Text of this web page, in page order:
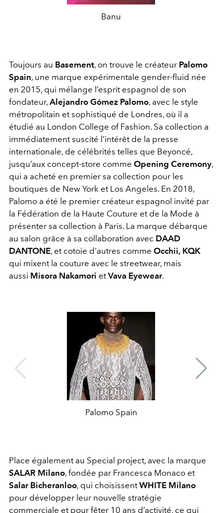
Banu
Toujours au Basement, on trouve le créateur Palomo
Spain, une marque expérimentale gender-fluid née
en 2015, qui mélange l’esprit espagnol de son
fondateur, Alejandro Gómez Palomo, avec le style
métropolitain et sophistiqué de Londres, où il a
étudié au London College of Fashion. Sa collection a
immédiatement suscité l’intérêt de la presse
internationale, de célébrités telles que Beyoncé,
jusqu’aux concept-store comme Opening Ceremony,
qui a acheté en premier sa collection pour les
boutiques de New York et Los Angeles. En 2018,
Palomo a été le premier créateur espagnol invité par
la Fédération de la Haute Couture et de la Mode à
présenter sa collection à Paris. La marque débarque
au salon grâce à sa collaboration avec DAAD
DANTONE, et cotoie d'autres comme Occhii, KQK
qui mixent la couture avec le streetwear, mais
aussi Misora Nakamori etVava Eyewear.
Palomo Spain
Place également au Special project, avec la marque
SALAR Milano, fondée par Francesca Monaco et
Salar Bicheranloo, qui choisissentWHITE Milano
pour développer leur nouvelle stratégie
commerciale et pour fêter 10 ans d’activité, ce qui